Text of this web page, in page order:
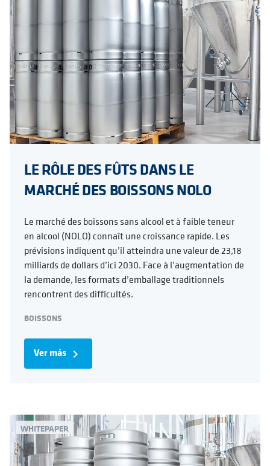
LE RÔLE DES FÛTS DANS LE
MARCHÉ DES BOISSONS NOLO
Le marché des boissons sans alcool et à faible teneur
en alcool (NOLO) connaît une croissance rapide. Les
prévisions indiquent qu’il atteindra une valeur de 23,18
milliards de dollars d’ici 2030. Face à l’augmentation de
la demande, les formats d’emballage traditionnels
rencontrent des difficultés.
BOISSONS
Ver más navigate_next
WHITEPAPER